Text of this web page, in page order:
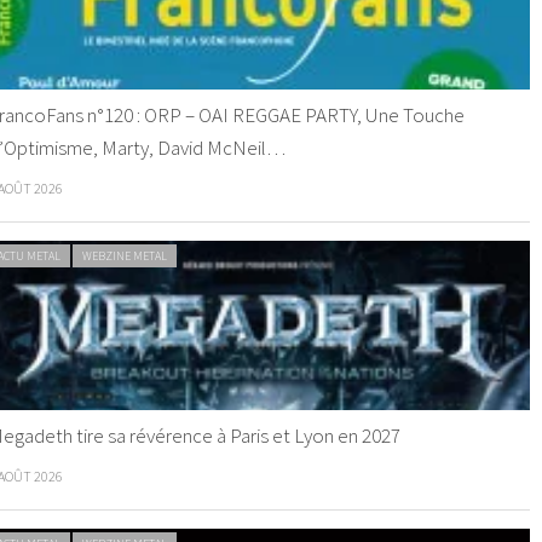
n°120 : ORP – OAI REGGAE PARTY, Une Touche
Marty, David McNeil…
2026
METAL WEBZINE METAL
tire sa révérence à Paris et Lyon en 2027
2026